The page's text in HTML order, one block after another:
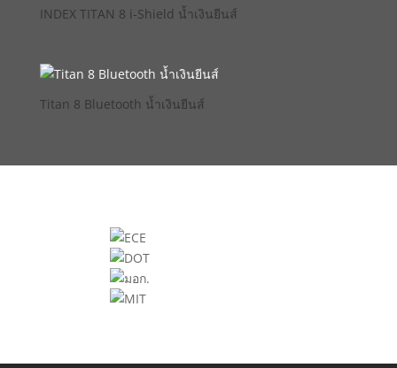
INDEX TITAN 8 i-Shield น้ำเงินยีนส์
Titan 8 Bluetooth น้ำเงินยีนส์